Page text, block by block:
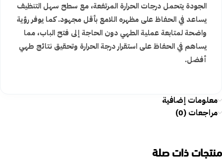
الجودة يتحمل درجات الحرارة المرتفعة، مع سطح سهل التنظيف
يساعد في الحفاظ على مظهره اللامع بأقل مجهود. كما يوفر رؤية
واضحة لمتابعة عملية الطهي دون الحاجة إلى فتح الباب، مما
يساهم في الحفاظ على استقرار درجة الحرارة وتحقيق نتائج طهي
أفضل.
معلومات إضافية
مراجعات (0)
منتجات ذات صلة